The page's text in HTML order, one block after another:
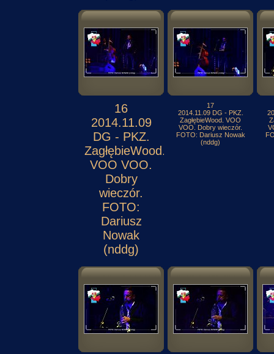
16
2014.11.09
DG - PKZ.
ZagłębieWood.
VOO VOO.
Dobry
wieczór.
FOTO:
Dariusz
Nowak
(nddg)
17
2014.11.09 DG - PKZ.
ZagłębieWood. VOO
VOO. Dobry wieczór.
FOTO: Dariusz Nowak
(nddg)